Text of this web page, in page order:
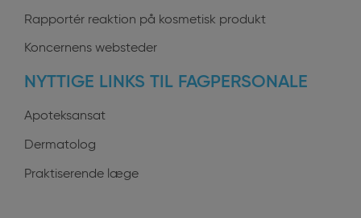
Rapportér reaktion på kosmetisk produkt
Koncernens websteder
NYTTIGE LINKS TIL FAGPERSONALE
Apoteksansat
Dermatolog
Praktiserende læge